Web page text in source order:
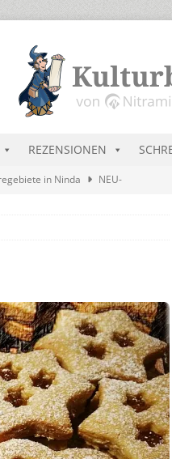
REZENSIONEN
in Ninda
NEU-